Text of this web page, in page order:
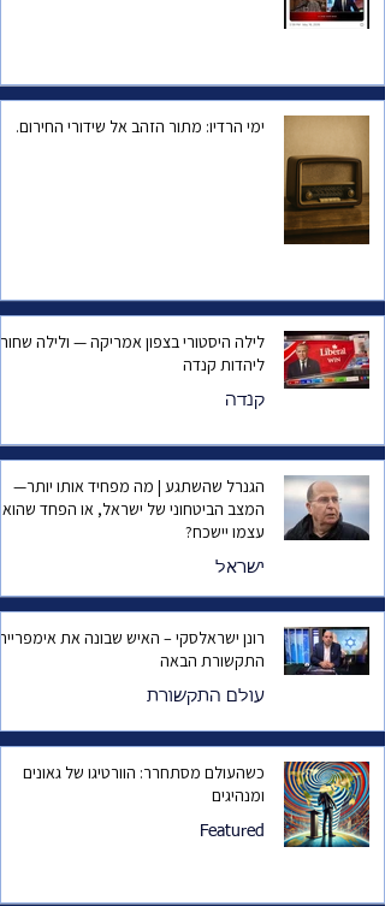
ימי הרדיו: מתור הזהב אל שידורי החירום.
לילה היסטורי בצפון אמריקה — ולילה שחור
ליהדות קנדה
קנדה
הגנרל שהשתגע | מה מפחיד אותו יותר—
המצב הביטחוני של ישראל, או הפחד שהוא
עצמו יישכח?
ישראל
רונן ישראלסקי – האיש שבונה את
התקשורת הבאה
עולם התקשורת
כשהעולם מסתחרר: הוורטיגו של גאונים
ומנהיגים
Featured